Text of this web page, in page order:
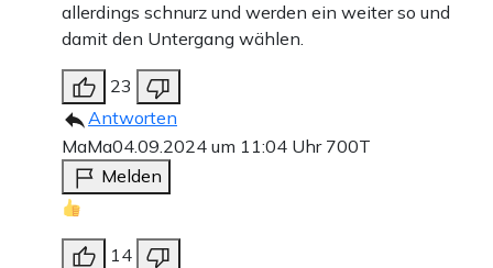
allerdings schnurz und werden ein weiter so und
damit den Untergang wählen.
23
Antworten
MaMa04.09.2024 um 11:04 Uhr 700T
Melden
14